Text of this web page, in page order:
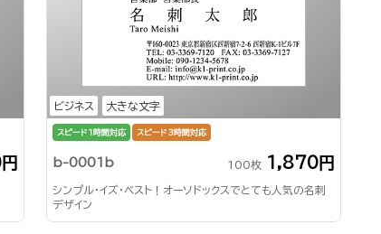
ビジネス 大きな文字
スピード1時間対応 スピード3時間対応
b-0001b 100枚 1,870円
シンプル・イズ・ベスト！オーソドックスでとても人気の名刺
デザイン